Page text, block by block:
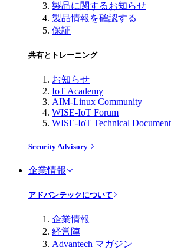
製品に関するお知らせ
製品情報を確認する
保証
共有とトレーニング
お知らせ
IoT Academy
AIM-Linux Community
WISE-IoT Forum
WISE-IoT Technical
Security Advisory
企業情報
アドバンテックについて
企業情報
経営陣
Advantech マガジン